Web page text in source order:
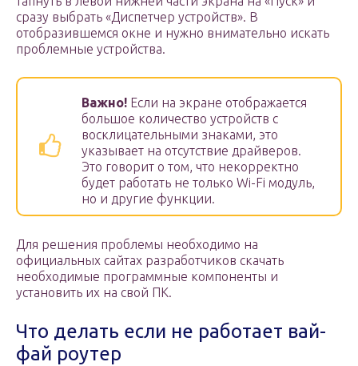
сразу выбрать «Диспетчер устройств». В
отобразившемся окне и нужно внимательно искать
проблемные устройства.
Важно! Если на экране отображается
большое количество устройств с
восклицательными знаками, это
указывает на отсутствие драйверов.
Это говорит о том, что некорректно
будет работать не только Wi-Fi модуль,
но и другие функции.
Для решения проблемы необходимо на
официальных сайтах разработчиков скачать
необходимые программные компоненты и
установить их на свой ПК.
Что делать если не работает вай-
фай роутер